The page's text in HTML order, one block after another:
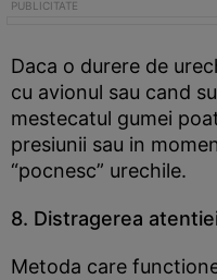
Daca o durere de
cu avionul sau cand
mestecatul gumei
presiunii sau in
“pocnesc” urechile.
8. Distragerea
Metoda care